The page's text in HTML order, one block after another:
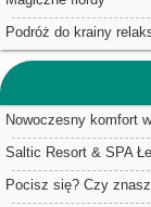
Podróż do krainy
Nowoczesny komfort
Saltic Resort & SPA
Pocisz się? Czy